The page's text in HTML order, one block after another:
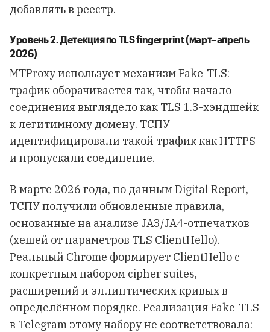
добавлять в реестр.
Уровень 2. Детекция по TLS fingerprint (март–апрель
2026)
MTProxy использует механизм Fake-TLS:
трафик оборачивается так, чтобы начало
соединения выглядело как TLS 1.3-хэндшейк
к легитимному домену. ТСПУ
идентифицировали такой трафик как HTTPS
и пропускали соединение.
В марте 2026 года, по даннымDigital Report,
ТСПУ получили обновленные правила,
основанные на анализе JA3/JA4-отпечатков
(хешей от параметров TLS ClientHello).
Реальный Chrome формирует ClientHello с
конкретным набором cipher suites,
расширений и эллиптических кривых в
определённом порядке. Реализация Fake-TLS
в Telegram этому набору не соответствовала: